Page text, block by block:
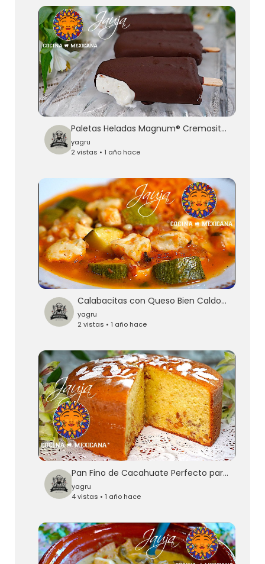
Paletas Heladas Magnum® Cremositas y Facilísimas
yagru
2 vistas • 1 año hace
Calabacitas con Queso Bien Caldositas
yagru
2 vistas • 1 año hace
Pan Fino de Cacahuate Perfecto para el Cafecito
yagru
4 vistas • 1 año hace